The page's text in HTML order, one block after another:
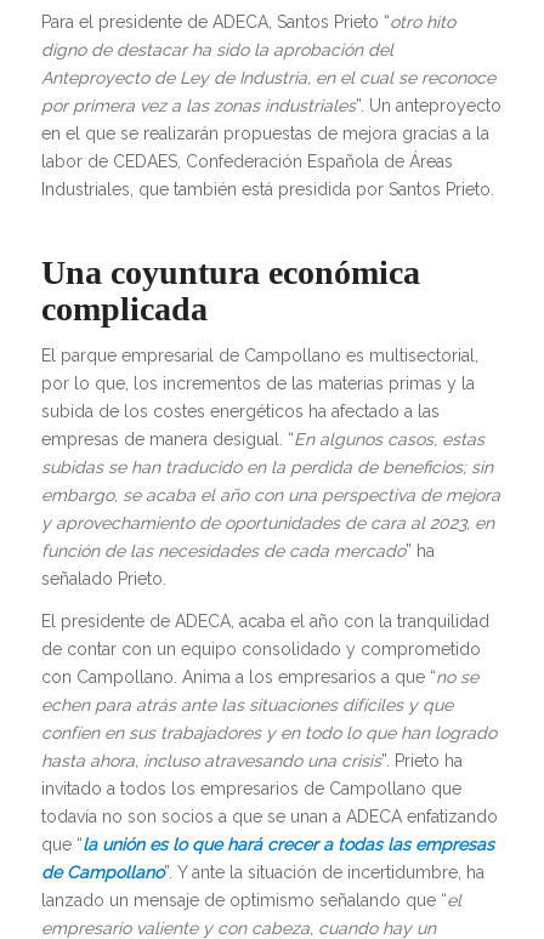
Para el presidente de ADECA, Santos Prieto “otro hito
digno de destacar ha sido la aprobación del
Anteproyecto de Ley de Industria, en el cual se reconoce
por primera vez a las zonas industriales”. Un anteproyecto
en el que se realizarán propuestas de mejora gracias a la
labor de CEDAES, Confederación Española de Áreas
Industriales, que también está presidida por Santos Prieto.
Una coyuntura económica
complicada
El parque empresarial de Campollano es multisectorial,
por lo que, los incrementos de las materias primas y la
subida de los costes energéticos ha afectado a las
empresas de manera desigual. “En algunos casos, estas
subidas se han traducido en la perdida de beneficios; sin
embargo, se acaba el año con una perspectiva de mejora
y aprovechamiento de oportunidades de cara al 2023, en
función de las necesidades de cada mercado” ha
señalado Prieto.
El presidente de ADECA, acaba el año con la tranquilidad
de contar con un equipo consolidado y comprometido
con Campollano. Anima a los empresarios a que “no se
echen para atrás ante las situaciones difíciles y que
confíen en sus trabajadores y en todo lo que han logrado
hasta ahora, incluso atravesando una crisis”. Prieto ha
invitado a todos los empresarios de Campollano que
todavía no son socios a que se unan a ADECA enfatizando
que “la unión es lo que hará crecer a todas las empresas
de Campollano”. Y ante la situación de incertidumbre, ha
lanzado un mensaje de optimismo señalando que “el
empresario valiente y con cabeza, cuando hay un